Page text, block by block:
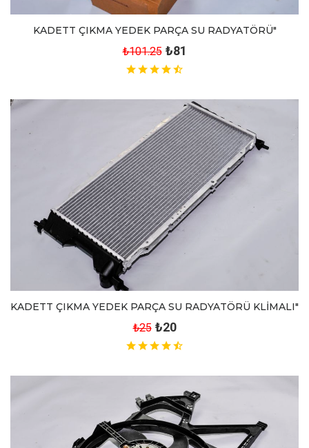
KADETT ÇIKMA YEDEK PARÇA SU RADYATÖRÜ"
₺101.25 ₺81
KADETT ÇIKMA YEDEK PARÇA SU RADYATÖRÜ KLİMALI"
₺25 ₺20